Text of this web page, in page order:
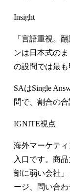
Insight
「言語重視。
ンは日本式の
の設問では最も
SAはSingle
問で、割合の合
IGNITE視点
海外マーケテ
入口です。商
部に弱い会社
ージ、問い合